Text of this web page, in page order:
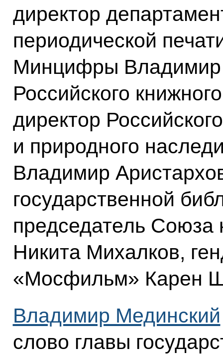
директор
периодической
Минцифры Владимир
Российского
директор
и природного
Владимир
государственной
председатель Союза
Никита Михалков,
«Мосфильм» Карен
Владимир Мединский
слово главы